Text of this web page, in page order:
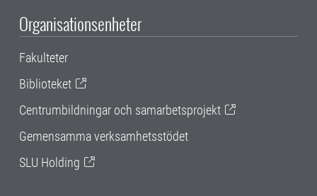
Organisationsenheter
Fakulteter
Biblioteket
Centrumbildningar och samarbetsprojekt
Gemensamma verksamhetsstödet
SLU Holding